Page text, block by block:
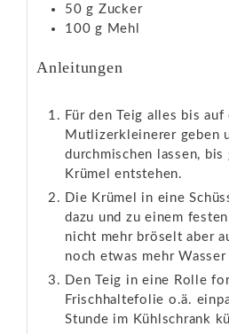
50 g Zucker
100 g Mehl
Anleitungen
Für den Teig alles bis auf
Mutlizerkleinerer geben
durchmischen lassen, bis
Krümel entstehen.
Die Krümel in eine
dazu und zu einem
nicht mehr bröselt aber
noch etwas mehr Wasser
Den Teig in eine Rolle
Frischhaltefolie o.ä.
Stunde im Kühlschrank